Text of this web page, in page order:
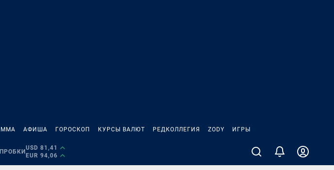
АФИША ГОРОСКОП КУРСЫ ВАЛЮТ РЕДКОЛЛЕГИЯ ZODY ИГРЫ
USD 81,41
EUR 94,06